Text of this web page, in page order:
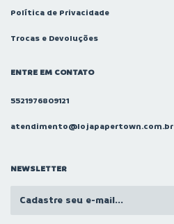
Política de Privacidade
Trocas e Devoluções
ENTRE EM CONTATO
5521976809121
atendimento@lojapapertown.com.br
NEWSLETTER